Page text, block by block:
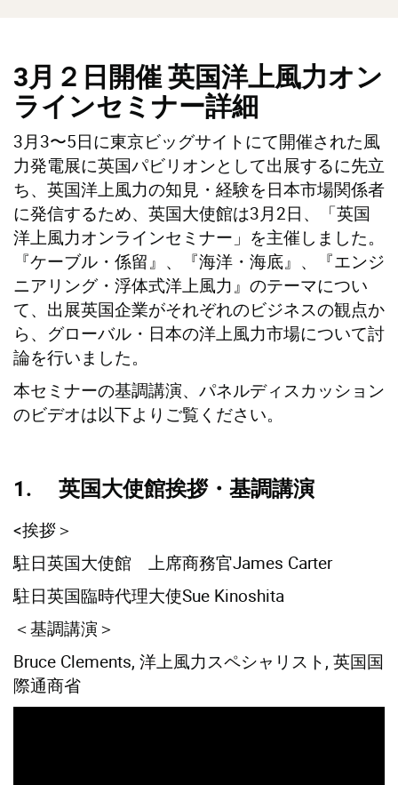
3月２日開催 英国洋上風力オン
ラインセミナー詳細
3月3〜5日に東京ビッグサイトにて開催された風
力発電展に英国パビリオンとして出展するに先立
ち、英国洋上風力の知見・経験を日本市場関係者
に発信するため、英国大使館は3月2日、「英国
洋上風力オンラインセミナー」を主催しました。
『ケーブル・係留』、『海洋・海底』、『エンジ
ニアリング・浮体式洋上風力』のテーマについ
て、出展英国企業がそれぞれのビジネスの観点か
ら、グローバル・日本の洋上風力市場について討
論を行いました。
本セミナーの基調講演、パネルディスカッション
のビデオは以下よりご覧ください。
1. 英国大使館挨拶・基調講演
<挨拶＞
駐日英国大使館 上席商務官James Carter
駐日英国臨時代理大使Sue Kinoshita
＜基調講演＞
Bruce Clements, 洋上風力スペシャリスト, 英国国
際通商省